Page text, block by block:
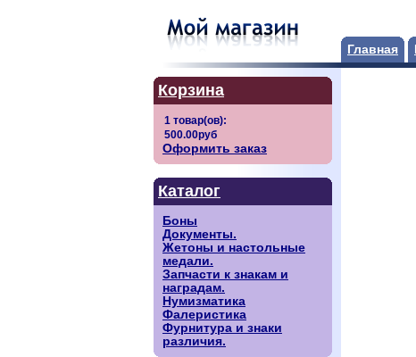
Главная
Корзина
Оформить заказ
Каталог
Боны
Документы.
Жетоны и настольные
медали.
Запчасти к знакам и
наградам.
Нумизматика
Фалеристика
Фурнитура и знаки
различия.